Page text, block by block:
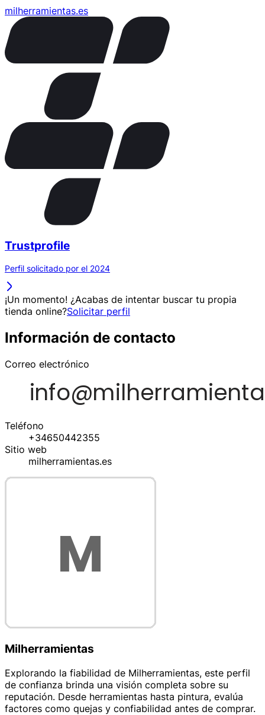
milherramientas.es
Trustprofile
Perfil solicitado por el 2024
¡Un momento! ¿Acabas de intentar buscar tu propia
tienda online?Solicitar perfil
Información de contacto
Correo electrónico
Teléfono
+34650442355
Sitio web
milherramientas.es
Milherramientas
Explorando la fiabilidad de Milherramientas, este perfil
de confianza brinda una visión completa sobre su
reputación. Desde herramientas hasta pintura, evalúa
factores como quejas y confiabilidad antes de comprar.